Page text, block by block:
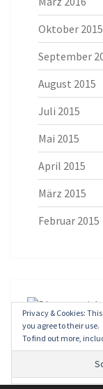
Oktober 2015
September
August 2015
Juli 2015
Mai 2015
April 2015
März 2015
Februar 2015
Privacy & Cookies:
you agree to their use.
To find out more,